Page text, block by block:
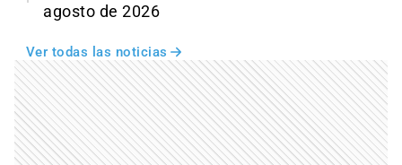
agosto de 2026
Ver todas las noticias